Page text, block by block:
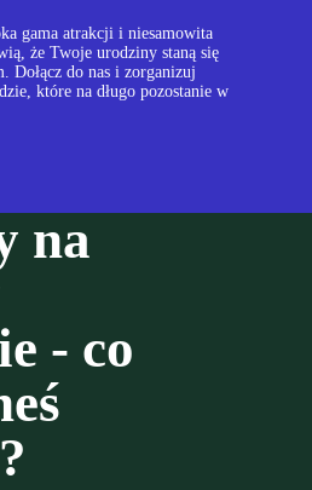
gama atrakcji i niesamowita
że Twoje urodziny staną się
Dołącz do nas i zorganizuj
które na długo pozostanie w
na
- co